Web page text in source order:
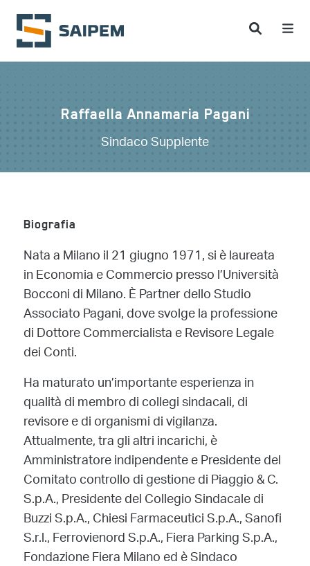
Salta al contenuto principale
Raffaella Annamaria Pagani
Sindaco Supplente
Biografia
Nata a Milano il 21 giugno 1971, si è laureata
in Economia e Commercio presso l’Università
Bocconi di Milano. È Partner dello Studio
Associato Pagani, dove svolge la professione
di Dottore Commercialista e Revisore Legale
dei Conti.
Ha maturato un’importante esperienza in
qualità di membro di collegi sindacali, di
revisore e di organismi di vigilanza.
Attualmente, tra gli altri incarichi, è
Amministratore indipendente e Presidente del
Comitato controllo di gestione di Piaggio & C.
S.p.A., Presidente del Collegio Sindacale di
Buzzi S.p.A., Chiesi Farmaceutici S.p.A., Sanofi
S.r.l., Ferrovienord S.p.A., Fiera Parking S.p.A.,
Fondazione Fiera Milano ed è Sindaco